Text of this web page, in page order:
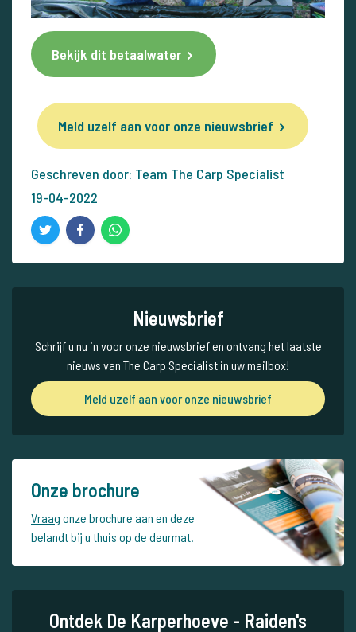
Bekijk dit betaalwater
Meld uzelf aan voor onze nieuwsbrief
Geschreven door: Team The Carp Specialist
19-04-2022
Nieuwsbrief
Schrijf u nu in voor onze nieuwsbrief en ontvang het laatste
nieuws van The Carp Specialist in uw mailbox!
Meld uzelf aan voor onze nieuwsbrief
Onze brochure
Vraag onze brochure aan en deze
belandt bij u thuis op de deurmat.
Ontdek De Karperhoeve - Raiden's